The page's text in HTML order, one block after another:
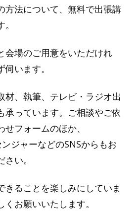
方法について、無料で出張講
会場のご用意をいただけれ
います。
材、執筆、テレビ・ラジオ出
承っています。ご相談やご依
フォームのほか、
ジャーなどのSNSからもお
い。
きることを楽しみにしていま
お願いいたします。